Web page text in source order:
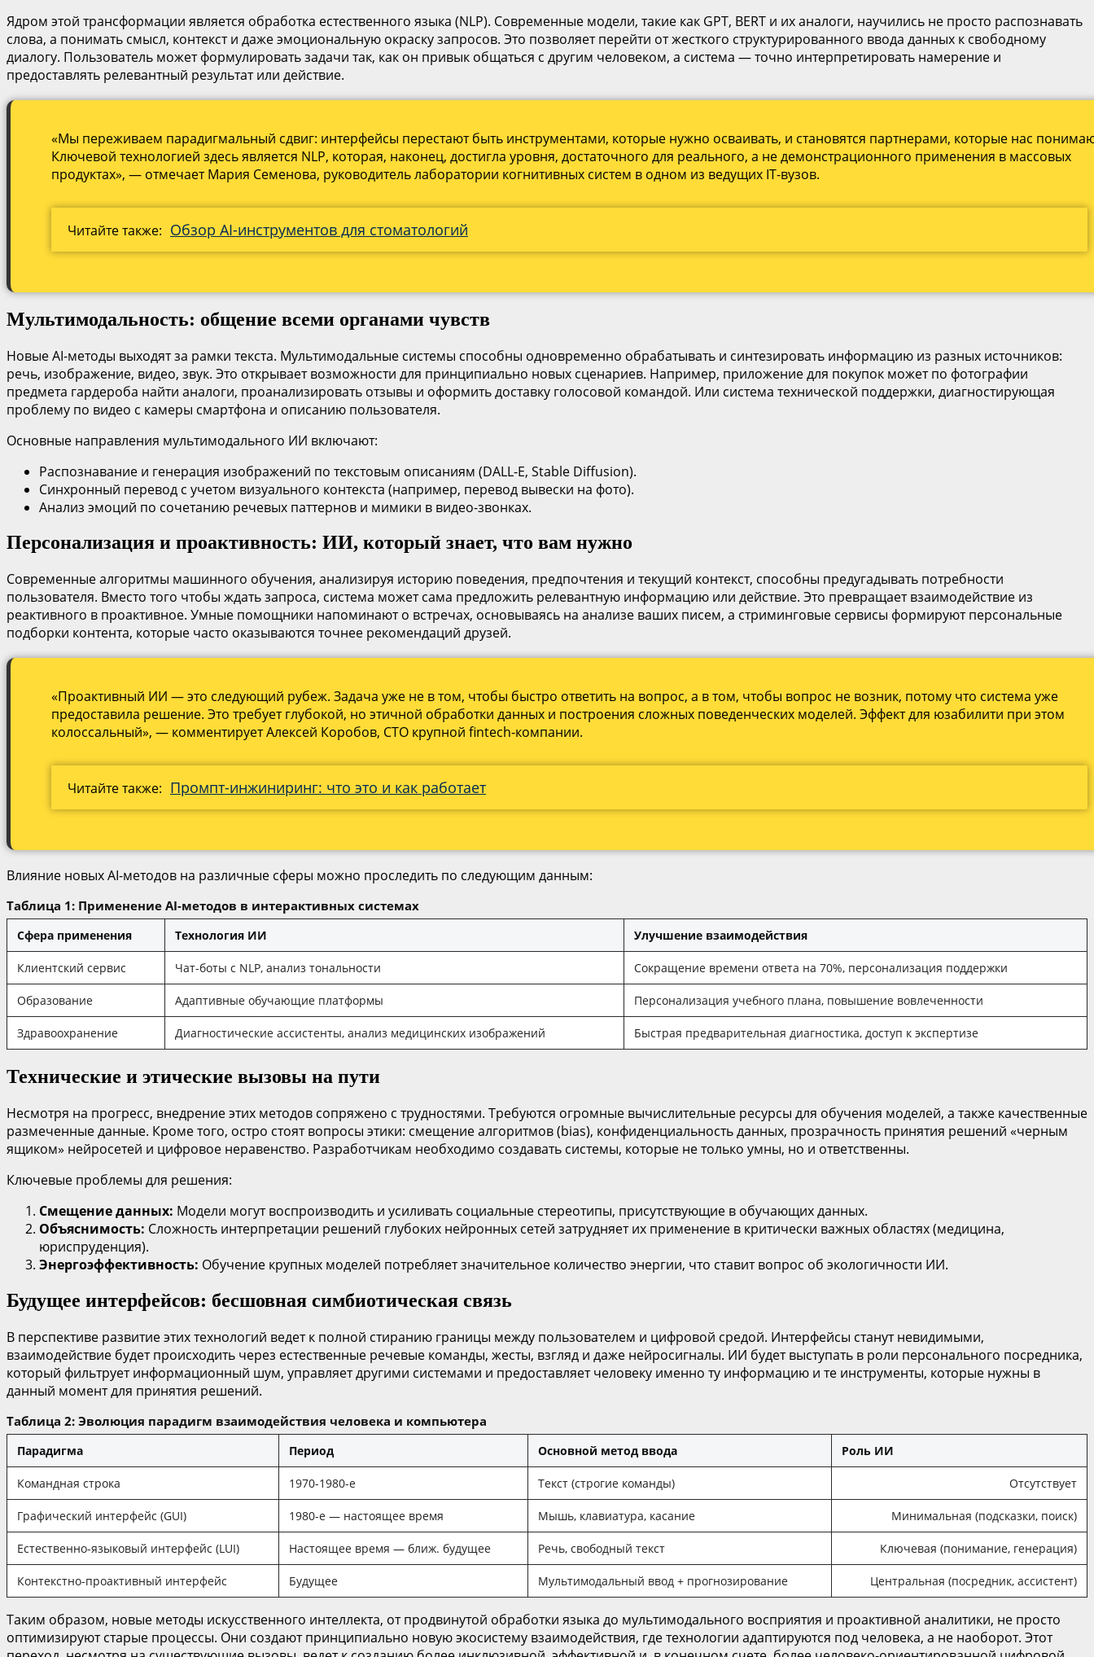
Ядром этой трансформации является обработка естественного языка (NLP). Современные модели, такие как GPT, BERT и их аналоги, научились не просто распознавать
слова, а понимать смысл, контекст и даже эмоциональную окраску запросов. Это позволяет перейти от жесткого структурированного ввода данных к свободному
диалогу. Пользователь может формулировать задачи так, как он привык общаться с другим человеком, а система — точно интерпретировать намерение и
предоставлять релевантный результат или действие.
«Мы переживаем парадигмальный сдвиг: интерфейсы перестают быть инструментами, которые нужно осваивать, и становятся партнерами, которые нас
Ключевой технологией здесь является NLP, которая, наконец, достигла уровня, достаточного для реального, а не демонстрационного применения в массовых
продуктах», — отмечает Мария Семенова, руководитель лаборатории когнитивных систем в одном из ведущих IT-вузов.
Читайте также: Обзор AI-инструментов для стоматологий
Мультимодальность: общение всеми органами чувств
Новые AI-методы выходят за рамки текста. Мультимодальные системы способны одновременно обрабатывать и синтезировать информацию из разных источников:
речь, изображение, видео, звук. Это открывает возможности для принципиально новых сценариев. Например, приложение для покупок может по фотографии
предмета гардероба найти аналоги, проанализировать отзывы и оформить доставку голосовой командой. Или система технической поддержки, диагностирующая
проблему по видео с камеры смартфона и описанию пользователя.
Основные направления мультимодального ИИ включают:
Распознавание и генерация изображений по текстовым описаниям (DALL-E, Stable Diffusion).
Синхронный перевод с учетом визуального контекста (например, перевод вывески на фото).
Анализ эмоций по сочетанию речевых паттернов и мимики в видео-звонках.
Персонализация и проактивность: ИИ, который знает, что вам нужно
Современные алгоритмы машинного обучения, анализируя историю поведения, предпочтения и текущий контекст, способны предугадывать потребности
пользователя. Вместо того чтобы ждать запроса, система может сама предложить релевантную информацию или действие. Это превращает взаимодействие из
реактивного в проактивное. Умные помощники напоминают о встречах, основываясь на анализе ваших писем, а стриминговые сервисы формируют персональные
подборки контента, которые часто оказываются точнее рекомендаций друзей.
«Проактивный ИИ — это следующий рубеж. Задача уже не в том, чтобы быстро ответить на вопрос, а в том, чтобы вопрос не возник, потому что система уже
предоставила решение. Это требует глубокой, но этичной обработки данных и построения сложных поведенческих моделей. Эффект для юзабилити при этом
колоссальный», — комментирует Алексей Коробов, CTO крупной fintech-компании.
Читайте также: Промпт-инжиниринг: что это и как работает
Влияние новых AI-методов на различные сферы можно проследить по следующим данным:
Таблица 1: Применение AI-методов в интерактивных системах
Сфера применения Технология ИИ Улучшение взаимодействия
Клиентский сервис Чат-боты с NLP, анализ тональности Сокращение времени ответа на 70%, персонализация поддержки
Образование Адаптивные обучающие платформы Персонализация учебного плана, повышение вовлеченности
Здравоохранение Диагностические ассистенты, анализ медицинских изображений Быстрая предварительная диагностика, доступ к экспертизе
Технические и этические вызовы на пути
Несмотря на прогресс, внедрение этих методов сопряжено с трудностями. Требуются огромные вычислительные ресурсы для обучения моделей, а также качественные
размеченные данные. Кроме того, остро стоят вопросы этики: смещение алгоритмов (bias), конфиденциальность данных, прозрачность принятия решений «черным
ящиком» нейросетей и цифровое неравенство. Разработчикам необходимо создавать системы, которые не только умны, но и ответственны.
Ключевые проблемы для решения:
Смещение данных: Модели могут воспроизводить и усиливать социальные стереотипы, присутствующие в обучающих данных.
Объяснимость: Сложность интерпретации решений глубоких нейронных сетей затрудняет их применение в критически важных областях (медицина,
юриспруденция).
Энергоэффективность: Обучение крупных моделей потребляет значительное количество энергии, что ставит вопрос об экологичности ИИ.
Будущее интерфейсов: бесшовная симбиотическая связь
В перспективе развитие этих технологий ведет к полной стиранию границы между пользователем и цифровой средой. Интерфейсы станут невидимыми,
взаимодействие будет происходить через естественные речевые команды, жесты, взгляд и даже нейросигналы. ИИ будет выступать в роли персонального посредника,
который фильтрует информационный шум, управляет другими системами и предоставляет человеку именно ту информацию и те инструменты, которые нужны в
данный момент для принятия решений.
Таблица 2: Эволюция парадигм взаимодействия человека и компьютера
Парадигма Период Основной метод ввода Роль ИИ
Командная строка 1970-1980-е Текст (строгие команды) Отсутствует
Графический интерфейс (GUI) 1980-е — настоящее время Мышь, клавиатура, касание Минимальная (подсказки, поиск)
Естественно-языковый интерфейс (LUI) Настоящее время — ближ. будущее Речь, свободный текст Ключевая (понимание, генерация)
Контекстно-проактивный интерфейс Будущее Мультимодальный ввод + прогнозирование Центральная (посредник, ассистент)
Таким образом, новые методы искусственного интеллекта, от продвинутой обработки языка до мультимодального восприятия и проактивной аналитики, не просто
оптимизируют старые процессы. Они создают принципиально новую экосистему взаимодействия, где технологии адаптируются под человека, а не наоборот. Этот